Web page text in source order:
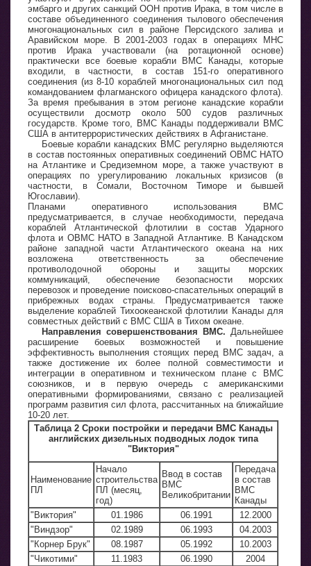
эмбарго и других санкций ООН против Ирака, в том числе в
составе объединенного соединения тылового обеспечения
многонациональных сил в районе Персидского залива и
Аравийском море. В 2001-2003 годах в операциях МНС
против Ирака участвовали (на ротационной основе)
практически все боевые корабли ВМС Канады, которые
входили, в частности, в состав 151-го оперативного
соединения (из 8-10 кораблей многонациональных сил под
командованием флагманского офицера канадского флота).
За время пребывания в этом регионе канадские корабли
осуществили досмотр около 500 судов различных
государств. Кроме того, ВМС Канады поддерживали ВМС
США в антитеррористических действиях в Афганистане.
Боевые корабли канадских ВМС регулярно выделяются
в состав постоянных оперативных соединений ОВМС НАТО
на Атлантике и Средиземном море, а также участвуют в
операциях по урегулированию локальных кризисов (в
частности, в Сомали, Восточном Тиморе и бывшей
Югославии).
Планами оперативного использования ВМС
предусматривается, в случае необходимости, передача
кораблей Атлантической флотилии в состав Ударного
флота и ОВМС НАТО в Западной Атлантике. В Канадском
районе западной части Атлантического океана на них
возложена ответственность за обеспечение
противолодочной обороны и защиты морских
коммуникаций, обеспечение безопасности морских
перевозок и проведение поисково-спасательных операций в
прибрежных водах страны. Предусматривается также
выделение кораблей Тихоокеанской флотилии Канады для
совместных действий с ВМС США в Тихом океане.
Направления совершенствования ВМС. Дальнейшее
расширение боевых возможностей и повышение
эффективность выполнения стоящих перед ВМС задач, а
также достижение их более полной совместимости и
интеграции в оперативном и техническом плане с ВМС
союзников, и в первую очередь с американскими
оперативными формированиями, связано с реализацией
программ развития сил флота, рассчитанных на ближайшие
10-20 лет.
Таблица 2 Сроки постройки и передачи ВМС Канады
английских дизельных подводных лодок типа
"Виктория"
Наименование
ПЛ
Начало
строительства
ПЛ (месяц,
год)
Ввод в состав
ВМС
Великобритании
Передача
в состав
ВМС
Канады
"Виктория"
01.1986 06.1991
12.2000
"Виндзор"
02.1989 06.1993
04.2003
"Корнер Брук"
08.1987 05.1992
10.2003
"Чикотими"
11.1983 06.1990
2004